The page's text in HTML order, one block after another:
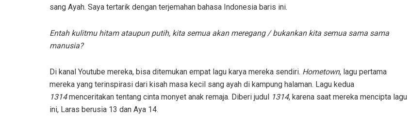
sang Ayah. Saya tertarik dengan terjemahan bahasa Indonesia baris ini.
Entah kulitmu hitam ataupun putih, kita semua akan meregang / bukankan kita semua sama sama
manusia?
Di kanal Youtube mereka, bisa ditemukan empat lagu karya mereka sendiri. Hometown, lagu pertama
mereka yang terinspirasi dari kisah masa kecil sang ayah di kampung halaman. Lagu kedua
1314menceritakan tentang cinta monyet anak remaja. Diberi judul 1314, karena saat mereka mencipta lagu
ini, Laras berusia 13 dan Aya 14.